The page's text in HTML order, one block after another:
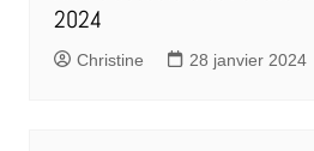
2024
Christine 28 janvier 2024